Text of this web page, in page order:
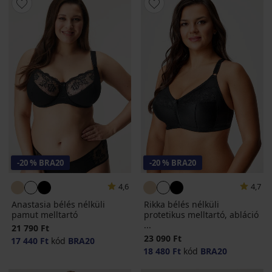
-20 % BRA20
4,6
Anastasia bélés nélküli
pamut melltartó
21 790 Ft
17 440 Ft kód BRA20
-20 % BRA20
4,7
Rikka bélés nélküli
protetikus melltartó, abláció
...
23 090 Ft
18 480 Ft kód BRA20